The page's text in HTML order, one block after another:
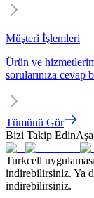
Müşteri İşlemleri
Ürün ve
sorularınıza cevap
Tümünü Gör
Bizi Takip Edin
Turkcell
indirebilirsiniz. Ya
indirebilirsiniz.